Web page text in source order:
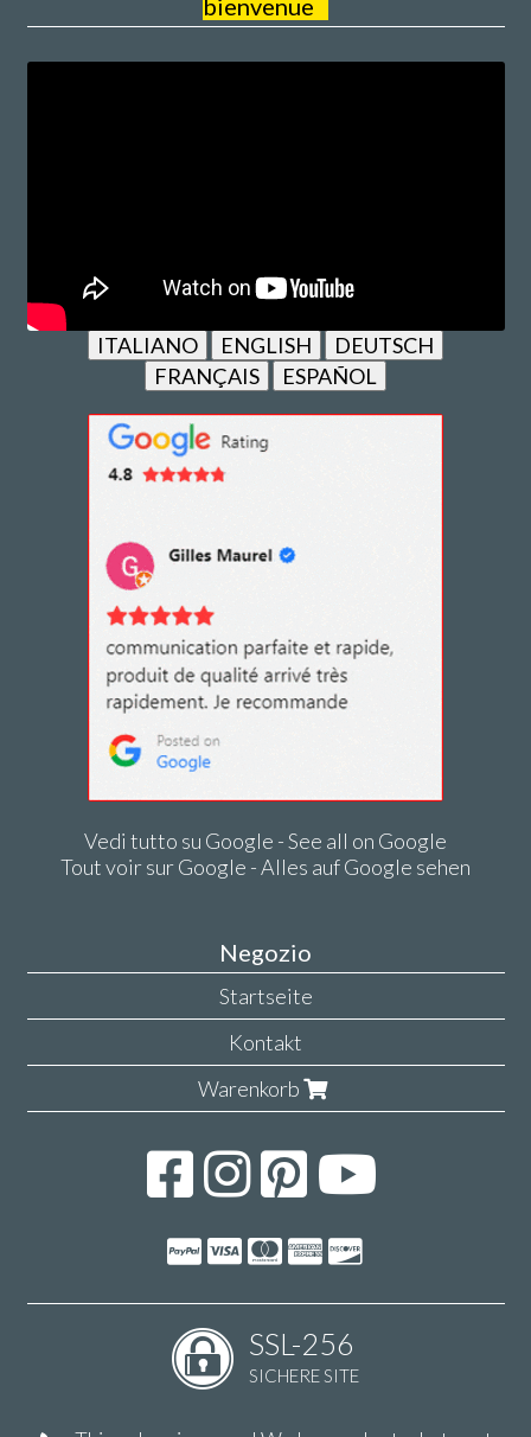
bienvenue
ITALIANO ENGLISH
DEUTSCH
FRANÇAIS
ESPAÑOL
Vedi tutto su Google - See all on Google
Tout voir sur Google - Alles auf Google sehen
Negozio
Startseite
Kontakt
Warenkorb
SSL-256
SICHERE SITE